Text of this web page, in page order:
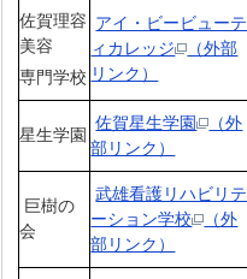
佐賀理容
美容
専門学校
アイ・ビービューテ
ィカレッジ
（外部
リンク）
星生学園
佐賀星生学園
（外
部リンク）
巨樹の
会
武雄看護リハビリテ
ーション学校
（外
部リンク）